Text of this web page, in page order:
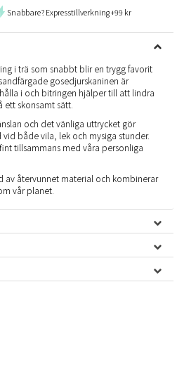
Snabbare? Expresstillverkning +99 kr
i trä som snabbt blir en trygg favorit
gosedjurskaninen är
i och bitringen hjälper till att lindra
skonsamt sätt.
och det vänliga uttrycket gör
både vila, lek och mysiga stunder.
tillsammans med våra personliga
av återvunnet material och kombinerar
vår planet.